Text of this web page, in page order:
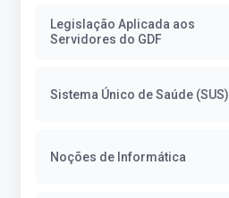
Legislação Aplicada aos
Servidores do GDF
Sistema Único de Saúde (SUS)
Noções de Informática